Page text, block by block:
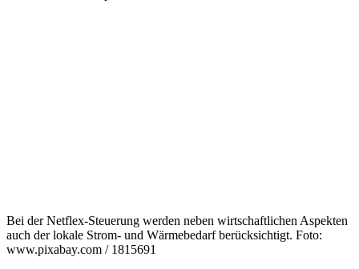
Bei der Netflex-Steuerung werden neben wirtschaftlichen Aspekten
auch der lokale Strom- und Wärmebedarf berücksichtigt. Foto:
www.pixabay.com / 1815691